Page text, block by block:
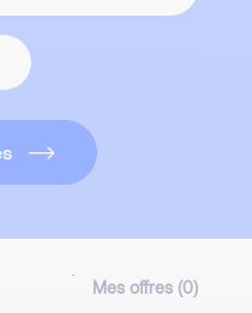
Mes offres (0)